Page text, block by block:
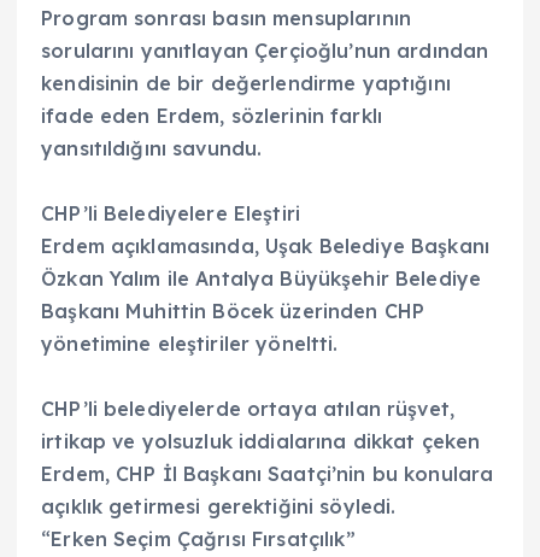
Program sonrası basın mensuplarının
sorularını yanıtlayan Çerçioğlu’nun ardından
kendisinin de bir değerlendirme yaptığını
ifade eden Erdem, sözlerinin farklı
yansıtıldığını savundu.
CHP’li Belediyelere Eleştiri
Erdem açıklamasında, Uşak Belediye Başkanı
Özkan Yalım ile Antalya Büyükşehir Belediye
Başkanı Muhittin Böcek üzerinden CHP
yönetimine eleştiriler yöneltti.
CHP’li belediyelerde ortaya atılan rüşvet,
irtikap ve yolsuzluk iddialarına dikkat çeken
Erdem, CHP İl Başkanı Saatçi’nin bu konulara
açıklık getirmesi gerektiğini söyledi.
“Erken Seçim Çağrısı Fırsatçılık”